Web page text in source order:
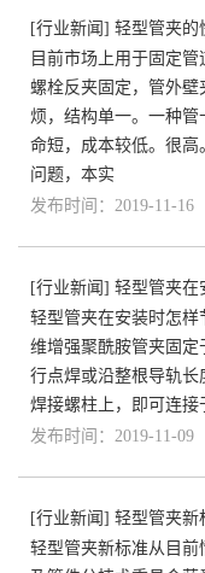
[行业新闻 ] 轻型管夹的
目前市场上用于固定
螺栓反夹固定，管外
烦，结构单一。一种
命短，成本较低。很
问题，本实
发布时间：2019-11-
[行业新闻 ] 轻型管夹在
轻型管夹在安装时怎
维增强聚酰胺管夹固
行点焊或沿整根导轨
焊接螺柱上，即可连接
发布时间：2019-11-
[行业新闻 ] 轻型管夹新
轻型管夹新标准从目